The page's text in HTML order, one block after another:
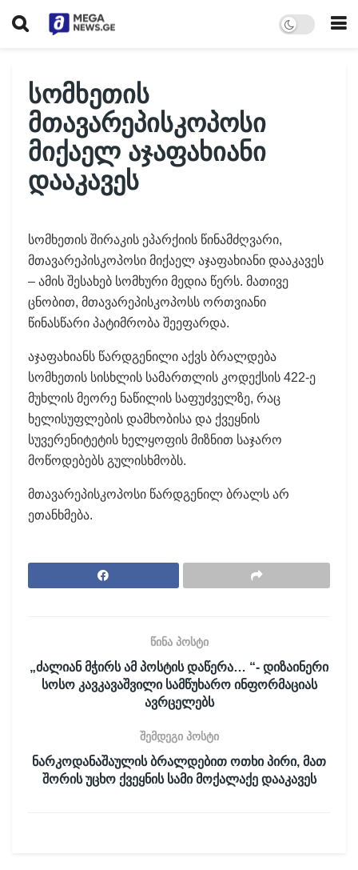
სომხეთის
მთავარეპისკოპოსი
მიქაელ აჯაფახიანი
დააკავეს
სომხეთის შირაკის ეპარქიის წინამძღვარი,
მთავარეპისკოპოსი მიქაელ აჯაფახიანი დააკავეს
– ამის შესახებ სომხური მედია წერს. მათივე
ცნობით, მთავარეპისკოპოსს ორთვიანი
წინასწარი პატიმრობა შეეფარდა.
აჯაფახიანს წარდგენილი აქვს ბრალდება
სომხეთის სისხლის სამართლის კოდექსის 422-ე
მუხლის მეორე ნაწილის საფუძველზე, რაც
ხელისუფლების დამხობისა და ქვეყნის
სუვერენიტეტის ხელყოფის მიზნით საჯარო
მოწოდებებს გულისხმობს.
მთავარეპისკოპოსი წარდგენილ ბრალს არ
ეთანხმება.
წინა პოსტი
„ძალიან მჭირს ამ პოსტის დაწერა… “- დიზაინერი
სოსო კავკავაშვილი სამწუხარო ინფორმაციას
ავრცელებს
შემდეგი პოსტი
ნარკოდანაშაულის ბრალდებით ოთხი პირი, მათ
შორის უცხო ქვეყნის სამი მოქალაქე დააკავეს